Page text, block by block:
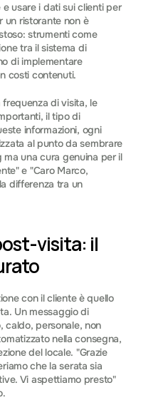
usare i dati sui clienti per
un ristorante non è
strumenti come
tra il sistema di
di implementare
costi contenuti.
di visita, le
il tipo di
informazioni, ogni
al punto da sembrare
una cura genuina per il
e "Caro Marco,
differenza tra un
visita: il
con il cliente è quello
Un messaggio di
caldo, personale, non
nella consegna,
del locale. "Grazie
che la serata sia
Vi aspettiamo presto"